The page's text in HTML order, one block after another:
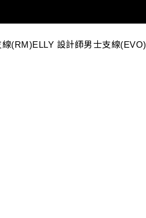
線(RM)ELLY 設計師男士支線(EVO)